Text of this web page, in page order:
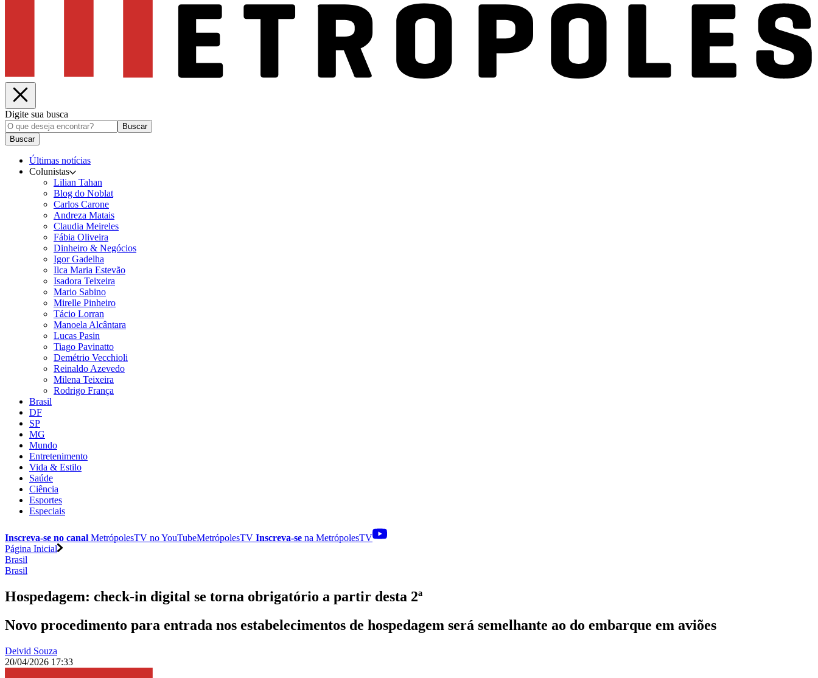
Digite sua busca
Buscar
Buscar
Últimas notícias
Colunistas
Lilian Tahan
Blog do Noblat
Carlos Carone
Andreza Matais
Claudia Meireles
Fábia Oliveira
Dinheiro & Negócios
Igor Gadelha
Ilca Maria Estevão
Isadora Teixeira
Mario Sabino
Mirelle Pinheiro
Tácio Lorran
Manoela Alcântara
Lucas Pasin
Tiago Pavinatto
Demétrio Vecchioli
Reinaldo Azevedo
Milena Teixeira
Rodrigo França
Brasil
DF
SP
MG
Mundo
Entretenimento
Vida & Estilo
Saúde
Ciência
Esportes
Especiais
Inscreva-se no canal MetrópolesTV noYouTubeMetrópolesTV Inscreva-se na MetrópolesTV
Página Inicial
Brasil
Brasil
Hospedagem: check-in digital se torna obrigatório a partir desta 2ª
Novo procedimento para entrada nos estabelecimentos de hospedagem será semelhante ao do embarque em aviões
Deivid Souza
20/04/2026 17:33